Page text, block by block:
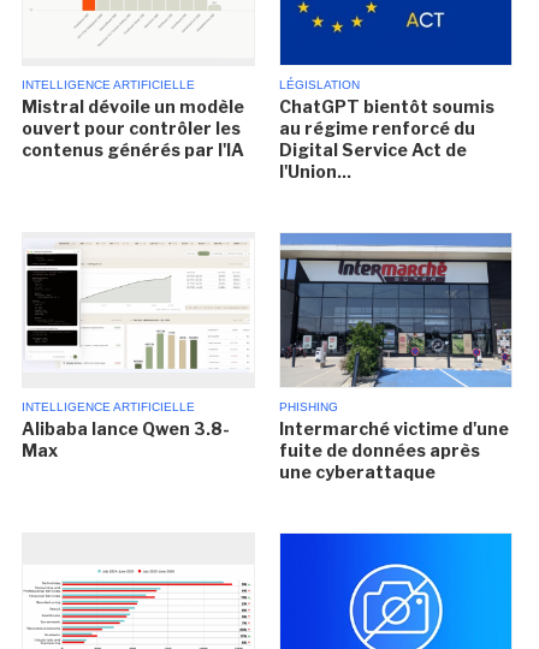
INTELLIGENCE ARTIFICIELLE
Mistral dévoile un modèle
ouvert pour contrôler les
contenus générés par l'IA
LÉGISLATION
ChatGPT bientôt soumis
au régime renforcé du
Digital Service Act de
l'Union...
INTELLIGENCE ARTIFICIELLE
Alibaba lance Qwen 3.8-
Max
PHISHING
Intermarché victime d'une
fuite de données après
une cyberattaque